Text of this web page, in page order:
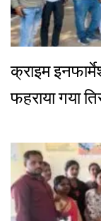
क्राइम
फहराया गया